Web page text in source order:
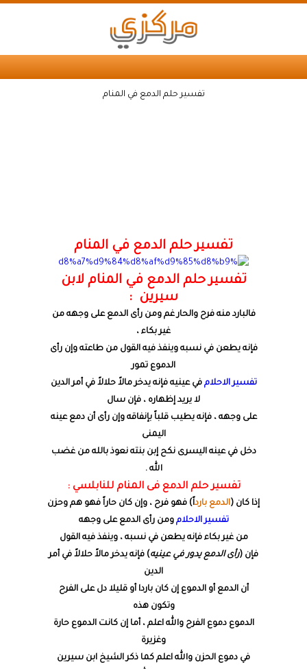
تفسير حلم الدمع في المنام
تفسير حلم الدمع في المنام
تفسير حلم الدمع في المنام لابن
سيرين :
فالبارد منه فرح والحار غم ومن رأى الدمع على وجهه من
غير بكاء ،
فإنه يطعن في نسبه وينفذ فيه القول من طاعته وإن رأى
الدموع تمور
تفسير الاحلام في عينيه فإنه يدخر مالاً حلالاً في أمر الدين
لا يريد إظهاره ، فإن سال
على وجهه ، فإنه يطيب قلباً بإنفاقه وإن رأى أن دمع عينه
اليمنى
دخل في عينه اليسرى نكح إبن بنته نعوذ بالله من غضب
الله .
تفسير حلم الدمع فى المنام للنابلسي :
إذا كان (الدمع بارداً) فهو فرح ، وإن كان حاراً فهو هم وحزن
تفسير الاحلام ومن رأى الدمع على وجهه
من غير بكاء فإنه يطعن في نسبه ، وينفذ فيه القول
فإن (رأى الدمع يدور في عينيه) فإنه يدخر مالاً حلالاً في أمر
الدين
أن الدمع أو الدموع إن كان باردا أو قليلا دل على الفرح
وتكون هذه
الدموع دموع الفرح والله اعلم ، أما إن كانت الدموع حارة
وغزيرة
في دموع الحزن والله اعلم كما ذكر الشيخ ابن سيرين